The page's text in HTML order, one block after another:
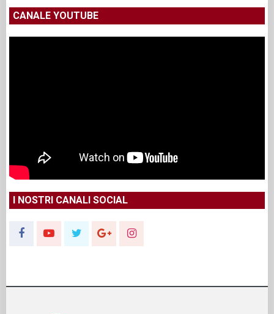
CANALE YOUTUBE
I NOSTRI CANALI SOCIAL